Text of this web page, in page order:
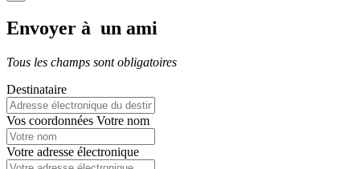
Envoyer à un ami
Tous les champs sont obligatoires
Destinataire
Vos coordonnées Votre nom
Votre adresse électronique